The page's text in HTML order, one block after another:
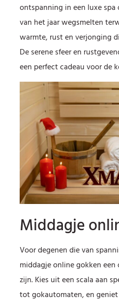
ontspanning in een luxe spa
van het jaar wegsmelten
warmte, rust en verjonging
De serene sfeer en
een perfect cadeau voor de
Middagje
Voor degenen die van
middagje online gokken
zijn. Kies uit een scala aan
tot gokautomaten, en